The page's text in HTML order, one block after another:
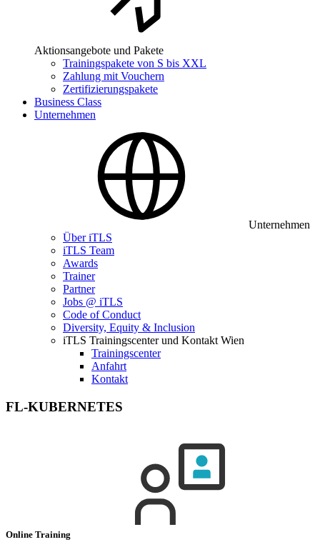
Aktionsangebote und Pakete
Trainingspakete von S bis XXL
Zahlung mit Vouchern
Zertifizierungspakete
Business Class
Unternehmen
Unternehmen
Über iTLS
iTLS Team
Awards
Trainer
Partner
Jobs @ iTLS
Code of Conduct
Diversity, Equity & Inclusion
iTLS Trainingscenter und Kontakt Wien
Trainingscenter
Anfahrt
Kontakt
FL-KUBERNETES
Online Training